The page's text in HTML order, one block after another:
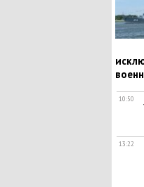
10:50
13:22